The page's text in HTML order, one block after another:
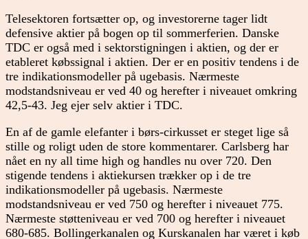
Telesektoren fortsætter op, og investorerne tager lidt
defensive aktier på bogen op til sommerferien. Danske
TDC er også med i sektorstigningen i aktien, og der er
etableret købssignal i aktien. Der er en positiv tendens i de
tre indikationsmodeller på ugebasis. Nærmeste
modstandsniveau er ved 40 og herefter i niveauet omkring
42,5-43. Jeg ejer selv aktier i TDC.
En af de gamle elefanter i børs-cirkusset er steget lige så
stille og roligt uden de store kommentarer. Carlsberg har
nået en ny all time high og handles nu over 720. Den
stigende tendens i aktiekursen trækker op i de tre
indikationsmodeller på ugebasis. Nærmeste
modstandsniveau er ved 750 og herefter i niveauet 775.
Nærmeste støtteniveau er ved 700 og herefter i niveauet
680-685. Bollingerkanalen og Kurskanalen har været i køb